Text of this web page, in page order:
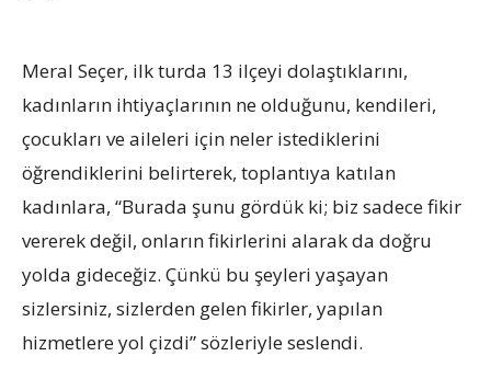
Meral Seçer, ilk turda 13 ilçeyi dolaştıklarını,
kadınların ihtiyaçlarının ne olduğunu, kendileri,
çocukları ve aileleri için neler istediklerini
öğrendiklerini belirterek, toplantıya katılan
kadınlara, “Burada şunu gördük ki; biz sadece fikir
vererek değil, onların fikirlerini alarak da doğru
yolda gideceğiz. Çünkü bu şeyleri yaşayan
sizlersiniz, sizlerden gelen fikirler, yapılan
hizmetlere yol çizdi” sözleriyle seslendi.